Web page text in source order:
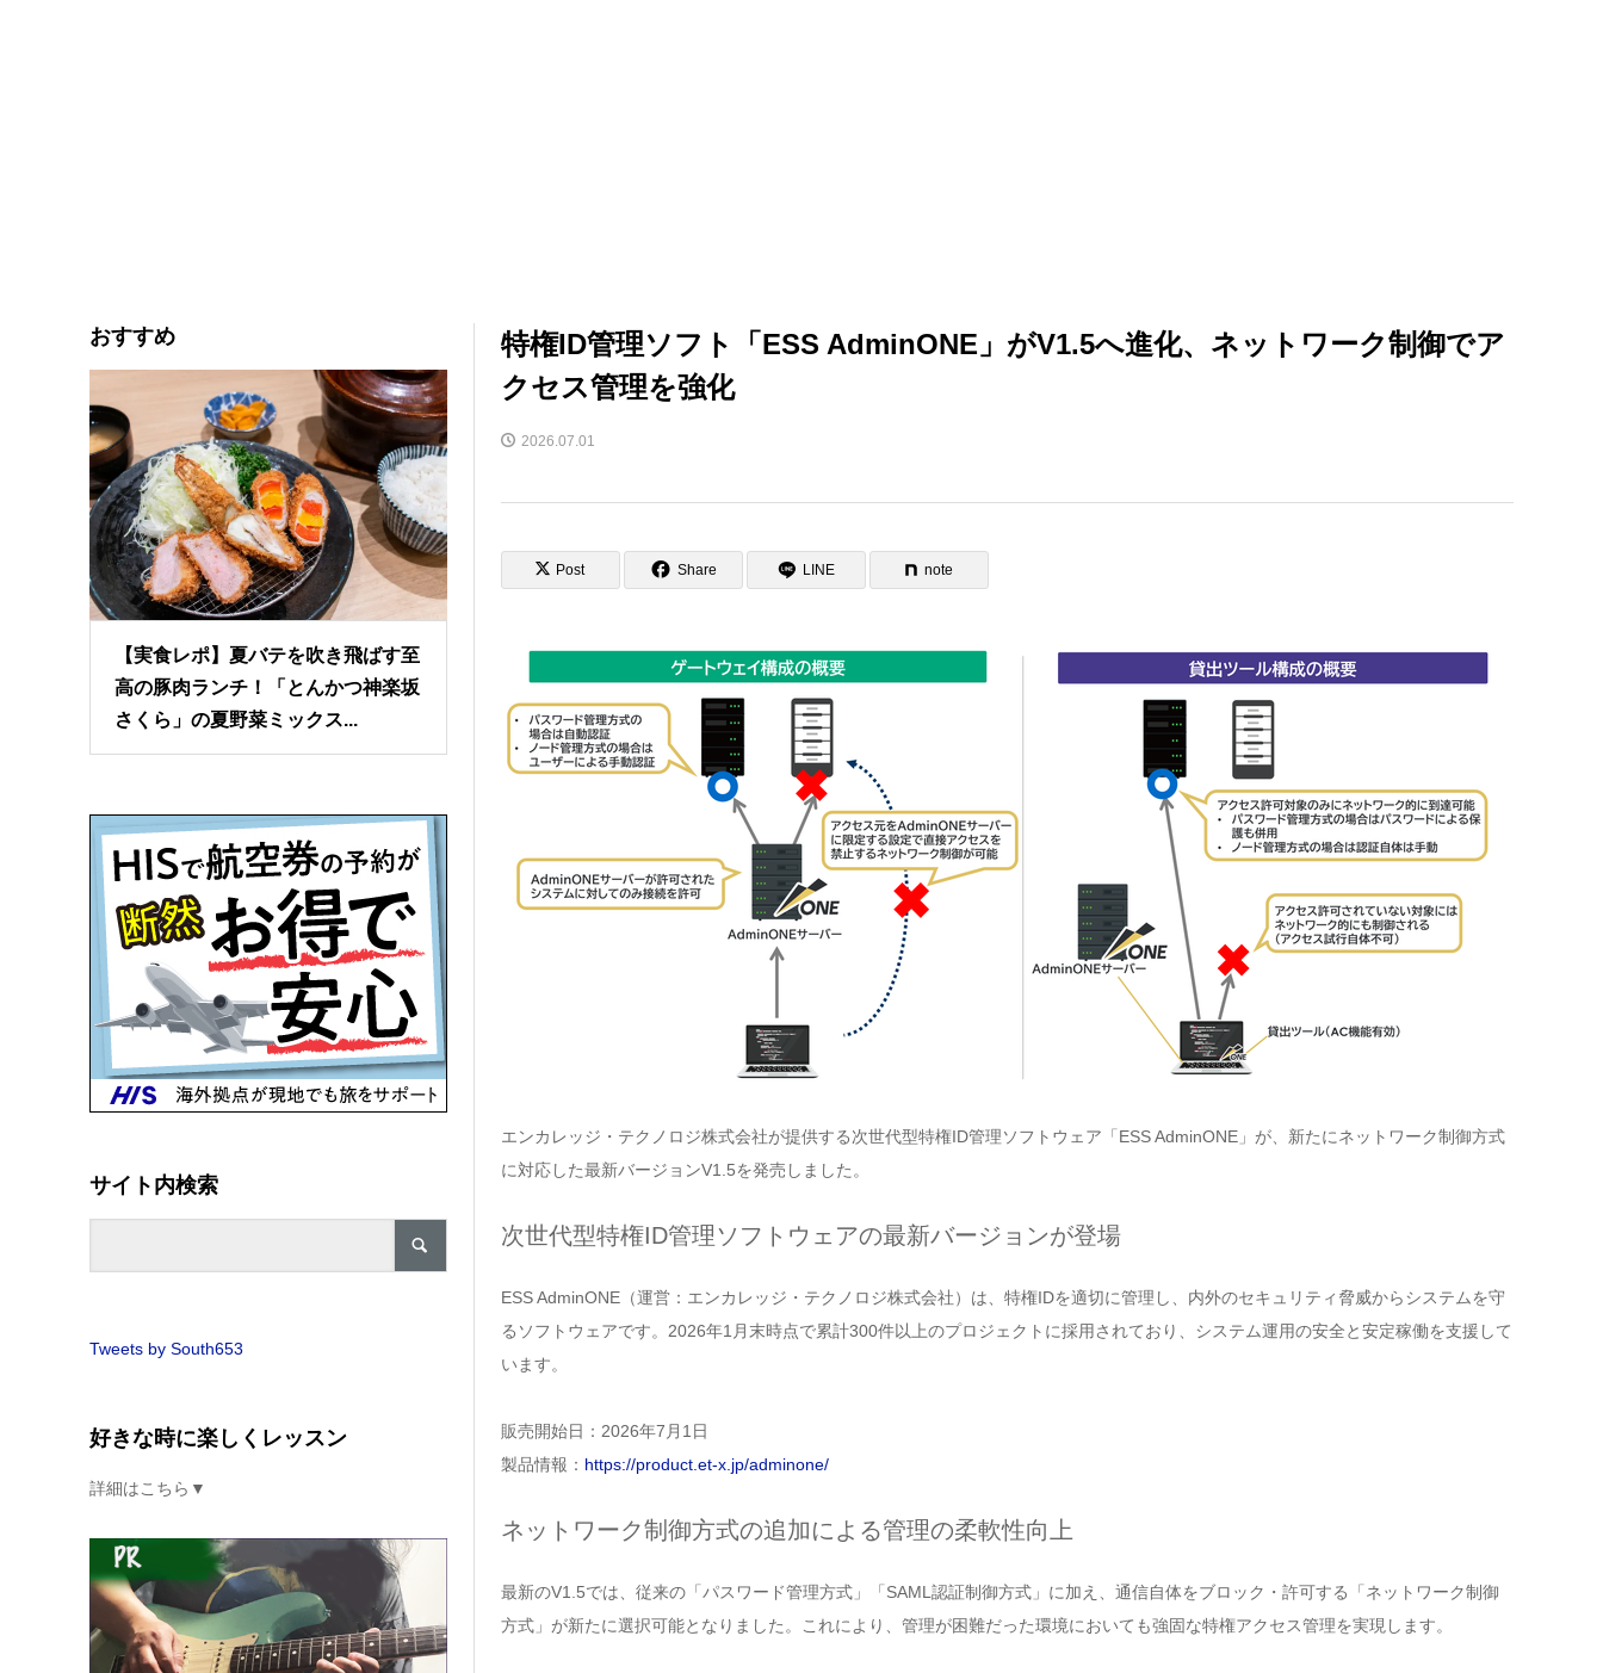
特権ID管理ソフト「ESS AdminONE」がV1.5へ進化、ネットワーク制御でア
クセス管理を強化
2026.07.01
Post Share LINE note
エンカレッジ・テクノロジ株式会社が提供する次世代型特権ID管理ソフトウェア「ESS AdminONE」が、新たにネットワーク制御方式
に対応した最新バージョンV1.5を発売しました。
次世代型特権ID管理ソフトウェアの最新バージョンが登場
ESS AdminONE（運営：エンカレッジ・テクノロジ株式会社）は、特権IDを適切に管理し、内外のセキュリティ脅威からシステムを守
るソフトウェアです。2026年1月末時点で累計300件以上のプロジェクトに採用されており、システム運用の安全と安定稼働を支援して
います。
販売開始日：2026年7月1日
製品情報： https://product.et-x.jp/adminone/
ネットワーク制御方式の追加による管理の柔軟性向上
最新のV1.5では、従来の「パスワード管理方式」「SAML認証制御方式」に加え、通信自体をブロック・許可する「ネットワーク制御
方式」が新たに選択可能となりました。これにより、管理が困難だった環境においても強固な特権アクセス管理を実現します。
おすすめ
【実食レポ】夏バテを吹き飛ばす至
高の豚肉ランチ！「とんかつ神楽坂
さくら」の夏野菜ミックス...
サイト内検索
Tweets by South653
好きな時に楽しくレッスン
詳細はこちら▼